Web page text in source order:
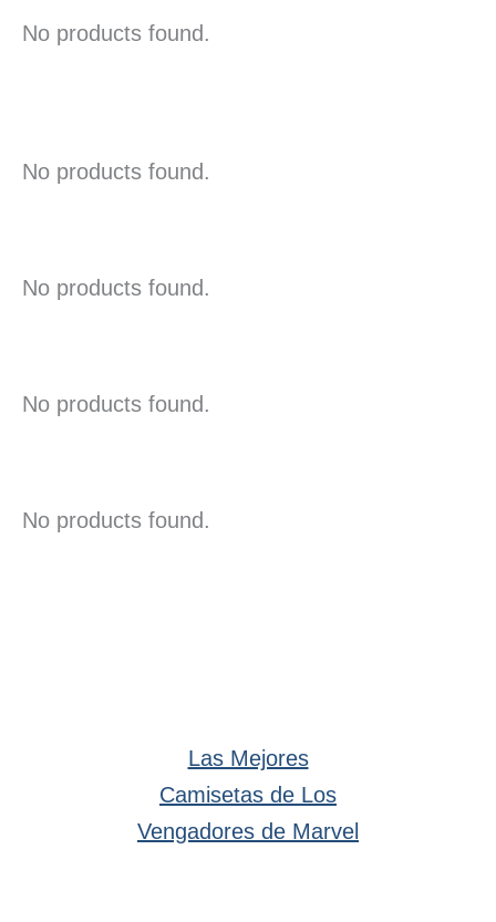
No products found.
No products found.
No products found.
No products found.
No products found.
Las Mejores
Camisetas de Los
Vengadores de Marvel